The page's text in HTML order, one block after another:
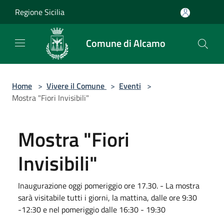
Regione Sicilia
Comune di Alcamo
Home > Vivere il Comune > Eventi >
Mostra "Fiori Invisibili"
Mostra "Fiori
Invisibili"
Inaugurazione oggi pomeriggio ore 17.30. - La mostra
sarà visitabile tutti i giorni, la mattina, dalle ore 9:30
-12:30 e nel pomeriggio dalle 16:30 - 19:30